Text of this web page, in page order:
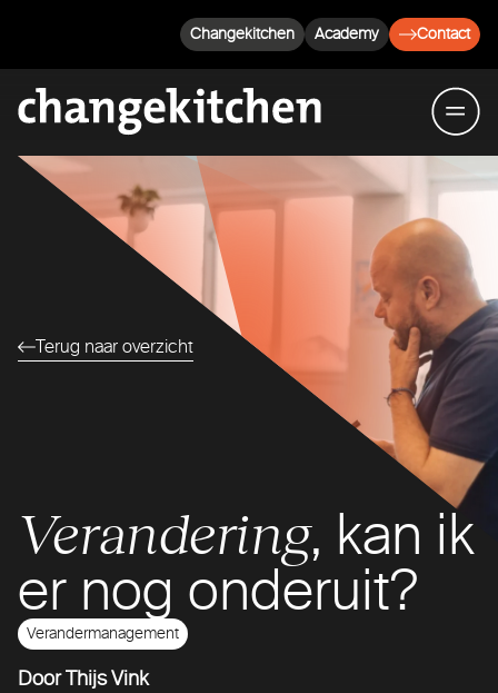
Changekitchen Academy Contact
Terug naar overzicht
Verandering, kan ik
er nog onderuit?
Verandermanagement
Door Thijs Vink